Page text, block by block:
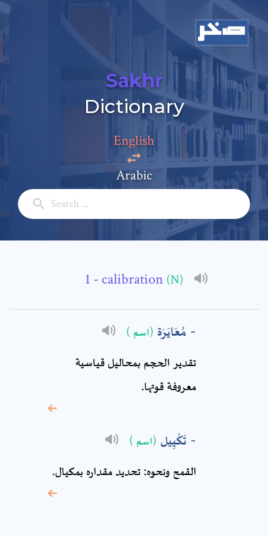
Sakhr
Dictionary
English
Arabic
- calibration (N)
مُعَايَرَة (اسم )
تقدير الحجم بمحاليل قياسية
معروفة قوتها.
تَكْيِيل (اسم )
القمح ونحوه: تحديد مقداره بمكيال.
Add a comment
Full Name: *
Subject: *
* sign, it means are
required fields